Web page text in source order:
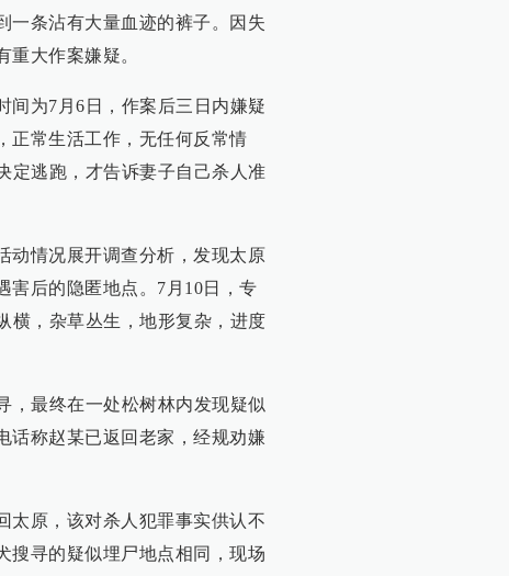
一条沾有大量血迹的裤子。因失
大作案嫌疑。
间为7月6日，作案后三日内嫌疑
正常生活工作，无任何反常情
定逃跑，才告诉妻子自己杀人准
动情况展开调查分析，发现太原
害后的隐匿地点。7月10日，专
横，杂草丛生，地形复杂，进度
，最终在一处松树林内发现疑似
话称赵某已返回老家，经规劝嫌
太原，该对杀人犯罪事实供认不
搜寻的疑似埋尸地点相同，现场